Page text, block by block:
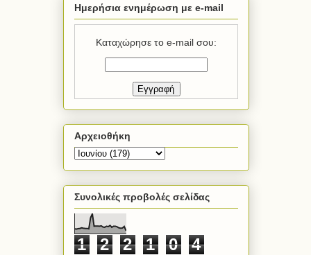
Ημερήσια ενημέρωση με e-mail
Καταχώρησε το e-mail σου:
Αρχειοθήκη
Συνολικές προβολές σελίδας
1 2 2 1 0
4